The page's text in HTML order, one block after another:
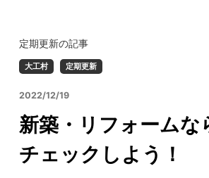
定期更新の記事
大工村 定期更新
2022/12/19
新築・リフォーム
チェックしよう！